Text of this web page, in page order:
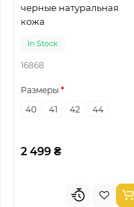
черные натуральная
кожа
In Stock
16868
Размеры
40
41 42 44
2 499 ₴